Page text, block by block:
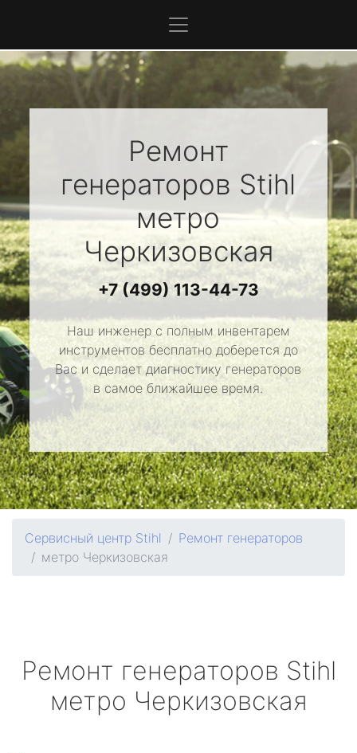
Ремонт
генераторов Stihl
метро
Черкизовская
+7 (499) 113-44-73
Наш инженер с полным инвентарем
инструментов бесплатно доберется до
Вас и сделает диагностику генераторов
в самое ближайшее время.
Сервисный центр Stihl
Ремонт генераторов
метро Черкизовская
Ремонт генераторов Stihl
метро Черкизовская